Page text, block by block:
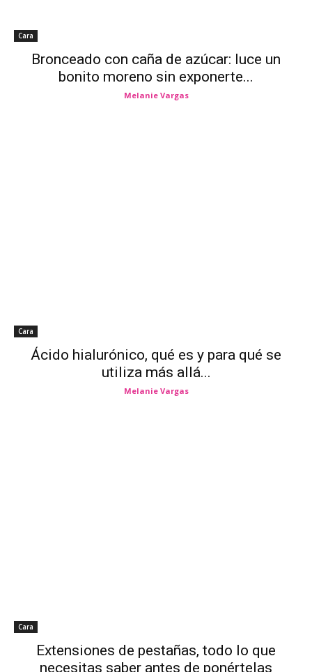
Cara
Bronceado con caña de azúcar: luce un
bonito moreno sin exponerte...
Melanie Vargas
Cara
Ácido hialurónico, qué es y para qué se
utiliza más allá...
Melanie Vargas
Cara
Extensiones de pestañas, todo lo que
necesitas saber antes de ponértelas